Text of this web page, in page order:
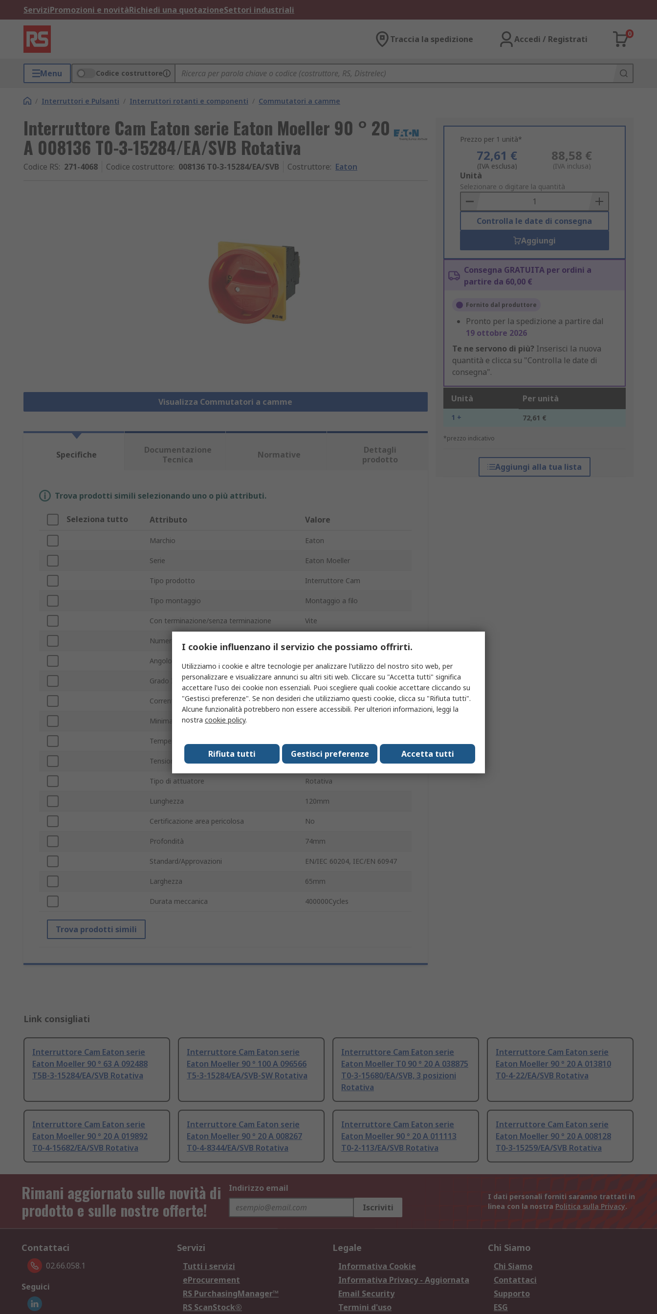
ServiziPromozioni e novitàRichiedi una quotazioneSettori industriali
Traccia la spedizione Accedi / Registrati
0
Menu Codice costruttore
/ Interruttori e Pulsanti / Interruttori rotanti e componenti / Commutatori a camme
Interruttore Cam Eaton serie Eaton Moeller 90 ° 20
A 008136 T0-3-15284/EA/SVB Rotativa
Codice RS: 271-4068 Codice costruttore: 008136 T0-3-15284/EA/SVB Costruttore: Eaton
Visualizza Commutatori a camme
Prezzo per 1 unità*
72,61 €
(IVA esclusa)
88,58 €
(IVA inclusa)
Add
to
Basket
Unità
Selezionare o digitare la quantità
Controlla le date di consegna
Aggiungi
Consegna GRATUITA per ordini a
partire da 60,00 €
Fornito dal produttore
Pronto per la spedizione a partire dal
19 ottobre 2026
Te ne servono di più? Inserisci la nuova
quantità e clicca su "Controlla le date di
consegna".
Unità Per unità
1 + 72,61 €
*prezzo indicativo
Aggiungi alla tua lista
Specifiche
Documentazione
Tecnica
Normative
Dettagli
prodotto
Trova prodotti simili selezionando uno o più attributi.
Seleziona tutto Attributo Valore
Marchio Eaton
Serie Eaton Moeller
Tipo prodotto Interruttore Cam
Tipo montaggio Montaggio a filo
Con terminazione/senza terminazione Vite
Numero di poli
Angolo di commutazione
Grado IP IP65
Corrente di contatto 20A
Minima temperatura operativa
Temperatura massima di funzionamento
Tensione contatto
Tipo di attuatore Rotativa
Lunghezza 120mm
Certificazione area pericolosa No
Profondità 74mm
Standard/Approvazioni EN/IEC 60204, IEC/EN 60947
Larghezza 65mm
Durata meccanica 400000Cycles
Trova prodotti simili
Link consigliati
Interruttore Cam Eaton serie
Eaton Moeller 90 ° 63 A 092488
T5B-3-15284/EA/SVB Rotativa
Interruttore Cam Eaton serie
Eaton Moeller 90 ° 100 A 096566
T5-3-15284/EA/SVB-SW Rotativa
Interruttore Cam Eaton serie
Eaton Moeller T0 90 ° 20 A 038875
T0-3-15680/EA/SVB, 3 posizioni
Rotativa
Interruttore Cam Eaton serie
Eaton Moeller 90 ° 20 A 013810
T0-4-22/EA/SVB Rotativa
Interruttore Cam Eaton serie
Eaton Moeller 90 ° 20 A 019892
T0-4-15682/EA/SVB Rotativa
Interruttore Cam Eaton serie
Eaton Moeller 90 ° 20 A 008267
T0-4-8344/EA/SVB Rotativa
Interruttore Cam Eaton serie
Eaton Moeller 90 ° 20 A 011113
T0-2-113/EA/SVB Rotativa
Interruttore Cam Eaton serie
Eaton Moeller 90 ° 20 A 008128
T0-3-15259/EA/SVB Rotativa
Rimani aggiornato sulle novità di
prodotto e sulle nostre offerte!
Indirizzo email
Iscriviti
I dati personali forniti saranno trattati in
linea con la nostra Politica sulla Privacy.
Contattaci
02.66.058.1
Seguici
Servizi
Tutti i servizi
eProcurement
RS PurchasingManager™
RS ScanStock®
Legale
Informativa Cookie
Informativa Privacy - Aggiornata
Email Security
Termini d'uso
Chi Siamo
Chi Siamo
Contattaci
Supporto
ESG
I cookie influenzano il servizio che possiamo offrirti.
Utilizziamo i cookie e altre tecnologie per analizzare l'utilizzo del nostro sito web, per
personalizzare e visualizzare annunci su altri siti web. Cliccare su "Accetta tutti" significa
accettare l'uso dei cookie non essenziali. Puoi scegliere quali cookie accettare cliccando su
"Gestisci preferenze". Se non desideri che utilizziamo questi cookie, clicca su "Rifiuta tutti".
Alcune funzionalità potrebbero non essere accessibili. Per ulteriori informazioni, leggi la
nostra cookie policy.
Accetta tutti
Gestisci preferenze
Rifiuta tutti